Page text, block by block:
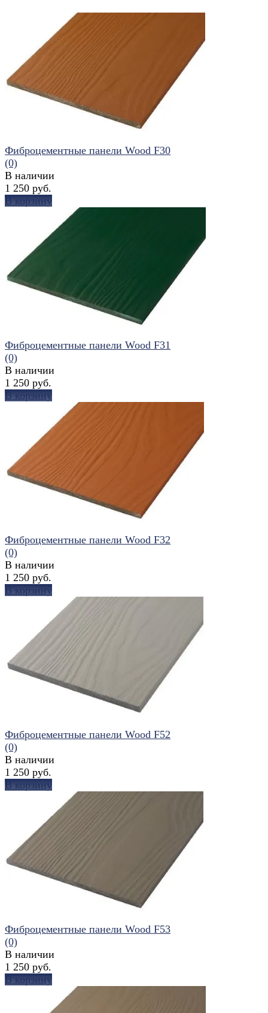
избранное
Фиброцементные панели Wood F30
(0)
В наличии
1 250 руб.
В корзину
избранное сравнить
Фиброцементные панели Wood F31
(0)
В наличии
1 250 руб.
В корзину
избранное сравнить
Фиброцементные панели Wood F32
(0)
В наличии
1 250 руб.
В корзину
избранное сравнить
Фиброцементные панели Wood F52
(0)
В наличии
1 250 руб.
В корзину
Фиброцементные панели Wood F53
(0)
В наличии
1 250 руб.
В корзину